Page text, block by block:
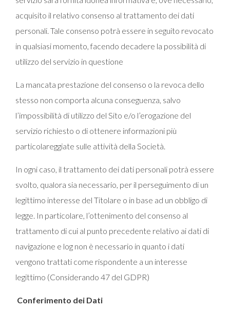
acquisito il relativo consenso al trattamento dei dati
personali. Tale consenso potrà essere in seguito revocato
in qualsiasi momento, facendo decadere la possibilità di
utilizzo del servizio in questione
La mancata prestazione del consenso o la revoca dello
stesso non comporta alcuna conseguenza, salvo
l’impossibilità di utilizzo del Sito e/o l’erogazione del
servizio richiesto o di ottenere informazioni più
particolareggiate sulle attività della Società.
In ogni caso, il trattamento dei dati personali potrà essere
svolto, qualora sia necessario, per il perseguimento di un
legittimo interesse del Titolare o in base ad un obbligo di
legge. In particolare, l’ottenimento del consenso al
trattamento di cui al punto precedente relativo ai dati di
navigazione e log non è necessario in quanto i dati
vengono trattati come rispondente a un interesse
legittimo (Considerando 47 del GDPR)
Conferimento dei Dati